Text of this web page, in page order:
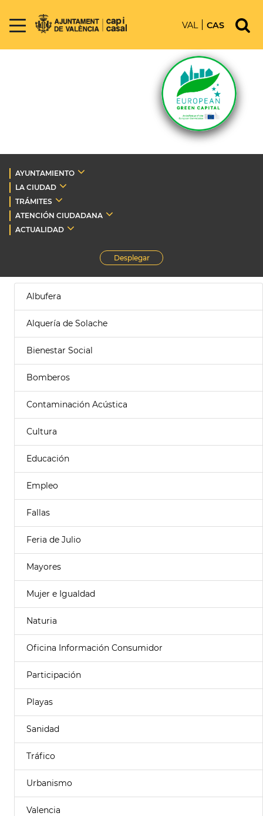
VAL CAS
AYUNTAMIENTO
LA CIUDAD
TRÁMITES
ATENCIÓN CIUDADANA
ACTUALIDAD
Desplegar
Albufera
Alquería de Solache
Bienestar Social
Bomberos
Contaminación Acústica
Cultura
Educación
Empleo
Fallas
Feria de Julio
Mayores
Mujer e Igualdad
Naturia
Oficina Información Consumidor
Participación
Playas
Sanidad
Tráfico
Urbanismo
Valencia